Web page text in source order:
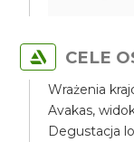
CELE
Wrażenia
Avakas,
Degustacja